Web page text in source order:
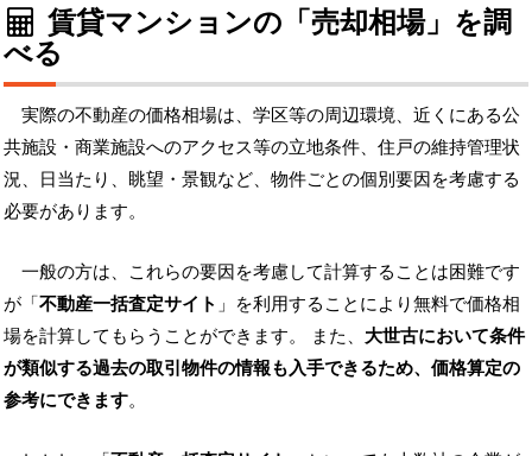
賃貸マンションの「売却相場」を調
べる
実際の不動産の価格相場は、学区等の周辺環境、近くにある公
共施設・商業施設へのアクセス等の立地条件、住戸の維持管理状
況、日当たり、眺望・景観など、物件ごとの個別要因を考慮する
必要があります。
一般の方は、これらの要因を考慮して計算することは困難です
が「不動産一括査定サイト 」を利用することにより無料で価格相
場を計算してもらうことができます。 また、 大世古において条件
が類似する過去の取引物件の情報も入手できるため、価格算定の
参考にできます。